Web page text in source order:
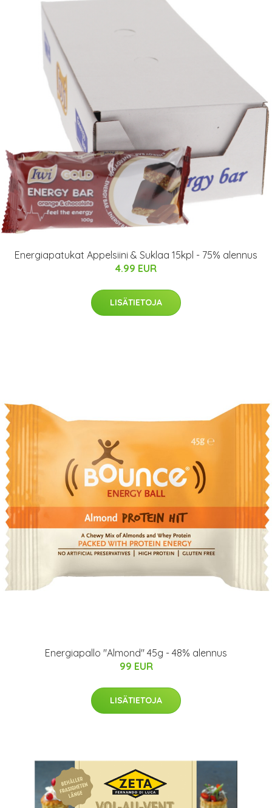
Energiapatukat Appelsiini & Suklaa 15kpl - 75% alennus
4.99 EUR
LISÄTIETOJA
Energiapallo "Almond" 45g - 48% alennus
99 EUR
LISÄTIETOJA